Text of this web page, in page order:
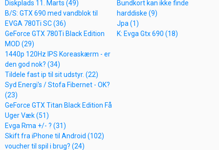
Diskplads 11. Marts (49)
B/S: GTX 690 med vandblok til
EVGA 780Ti SC (36)
GeForce GTX 780Ti Black Edition
MOD (29)
1440p 120Hz IPS Koreaskærm - er
den god nok? (34)
Tildele fast ip til sit udstyr. (22)
Syd Energi's / Stofa Fibernet - OK?
(23)
GeForce GTX Titan Black Edition Få
Uger Væk (51)
Evga Rma +/- ? (31)
Skift fra iPhone til Android (102)
voucher til spil i brug? (24)
Bundkort kan ikke finde
harddiske (9)
Jpa (1)
K: Evga Gtx 690 (18)